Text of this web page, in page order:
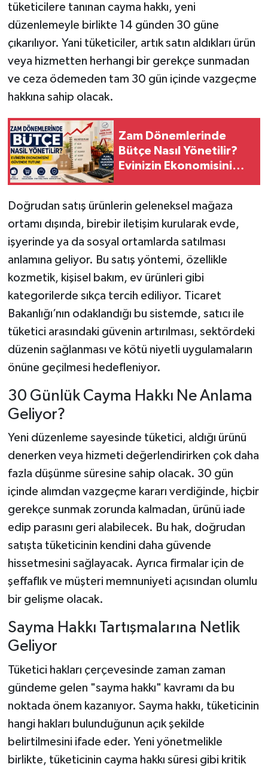
tüketicilere tanınan cayma hakkı, yeni
düzenlemeyle birlikte 14 günden 30 güne
çıkarılıyor. Yani tüketiciler, artık satın aldıkları ürün
veya hizmetten herhangi bir gerekçe sunmadan
ve ceza ödemeden tam 30 gün içinde vazgeçme
hakkına sahip olacak.
Zam Dönemlerinde
Bütçe Nasıl Yönetilir?
Evinizin Ekonomisini
Doğrudan satış ürünlerin geleneksel mağaza
ortamı dışında, birebir iletişim kurularak evde,
işyerinde ya da sosyal ortamlarda satılması
anlamına geliyor. Bu satış yöntemi, özellikle
kozmetik, kişisel bakım, ev ürünleri gibi
kategorilerde sıkça tercih ediliyor. Ticaret
Bakanlığı’nın odaklandığı bu sistemde, satıcı ile
tüketici arasındaki güvenin artırılması, sektördeki
düzenin sağlanması ve kötü niyetli uygulamaların
önüne geçilmesi hedefleniyor.
30 Günlük Cayma Hakkı Ne Anlama
Geliyor?
Yeni düzenleme sayesinde tüketici, aldığı ürünü
denerken veya hizmeti değerlendirirken çok daha
fazla düşünme süresine sahip olacak. 30 gün
içinde alımdan vazgeçme kararı verdiğinde, hiçbir
gerekçe sunmak zorunda kalmadan, ürünü iade
edip parasını geri alabilecek. Bu hak, doğrudan
satışta tüketicinin kendini daha güvende
hissetmesini sağlayacak. Ayrıca firmalar için de
şeffaflık ve müşteri memnuniyeti açısından olumlu
bir gelişme olacak.
Sayma Hakkı Tartışmalarına Netlik
Geliyor
Tüketici hakları çerçevesinde zaman zaman
gündeme gelen "sayma hakkı" kavramı da bu
noktada önem kazanıyor. Sayma hakkı, tüketicinin
hangi hakları bulunduğunun açık şekilde
belirtilmesini ifade eder. Yeni yönetmelikle
birlikte, tüketicinin cayma hakkı süresi gibi kritik